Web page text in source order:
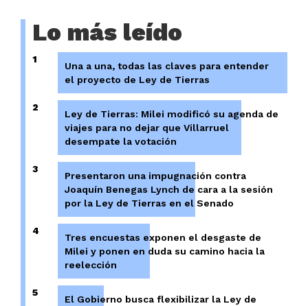
Lo más leído
1
Una a una, todas las claves para entender
el proyecto de Ley de Tierras
2
Ley de Tierras: Milei modificó su agenda de
viajes para no dejar que Villarruel
desempate la votación
3
Presentaron una impugnación contra
Joaquín Benegas Lynch de cara a la sesión
por la Ley de Tierras en el Senado
4
Tres encuestas exponen el desgaste de
Milei y ponen en duda su camino hacia la
reelección
5
El Gobierno busca flexibilizar la Ley de